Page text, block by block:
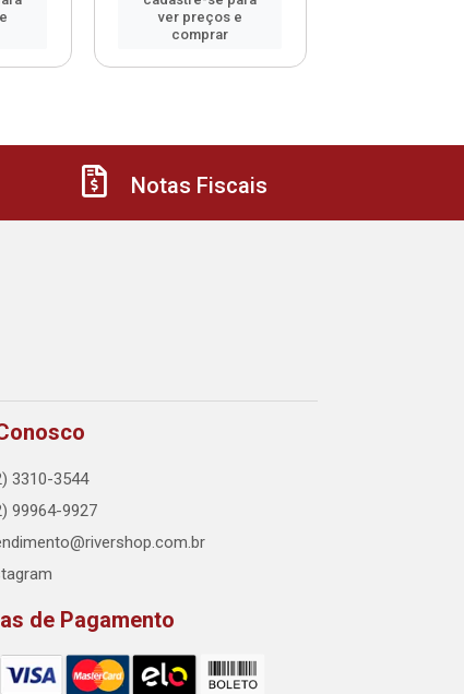
ver preços e
comprar
Notas Fiscais
3310-3544
99964-9927
de Pagamento